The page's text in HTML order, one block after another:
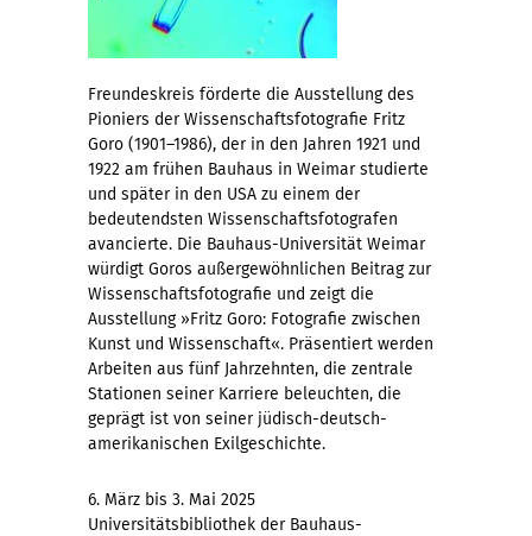
Freundeskreis förderte die Ausstellung des
Pioniers der Wissenschaftsfotografie Fritz
Goro (1901–1986), der in den Jahren 1921 und
1922 am frühen Bauhaus in Weimar studierte
und später in den USA zu einem der
bedeutendsten Wissenschaftsfotografen
avancierte. Die Bauhaus-Universität Weimar
würdigt Goros außergewöhnlichen Beitrag zur
Wissenschaftsfotografie und zeigt die
Ausstellung »Fritz Goro: Fotografie zwischen
Kunst und Wissenschaft«. Präsentiert werden
Arbeiten aus fünf Jahrzehnten, die zentrale
Stationen seiner Karriere beleuchten, die
geprägt ist von seiner jüdisch-deutsch-
amerikanischen Exilgeschichte.
6. März bis 3. Mai 2025
Universitätsbibliothek der Bauhaus-